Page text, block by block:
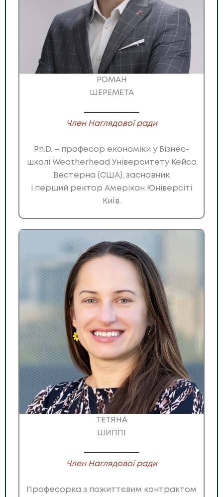
РОМАН
ШЕРЕМЕТА
Член Наглядової ради
Ph.D. – професор економіки у Бізнес-
школі Weatherhead Університету Кейса
Вестерна (США), засновник
і перший ректор Амерікан Юніверсіті
Київ.
ТЕТЯНА
ШИППІ
Член Наглядової ради
Професорка з пожиттєвим контрактом